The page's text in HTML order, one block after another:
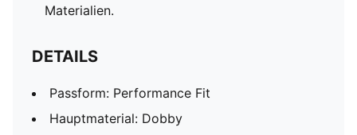
Materialien.
DETAILS
Passform: Performance Fit
Hauptmaterial: Dobby